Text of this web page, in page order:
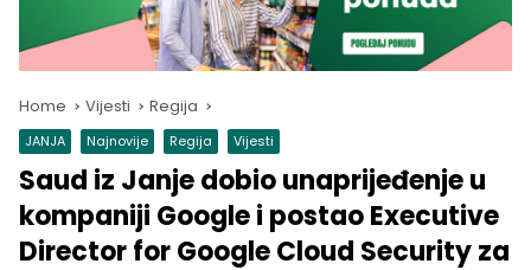
Home Vijesti Regija
JANJA Najnovije Regija Vijesti
Saud iz Janje dobio unaprijeđenje u
kompaniji Google i postao Executive
Director for Google Cloud Security za